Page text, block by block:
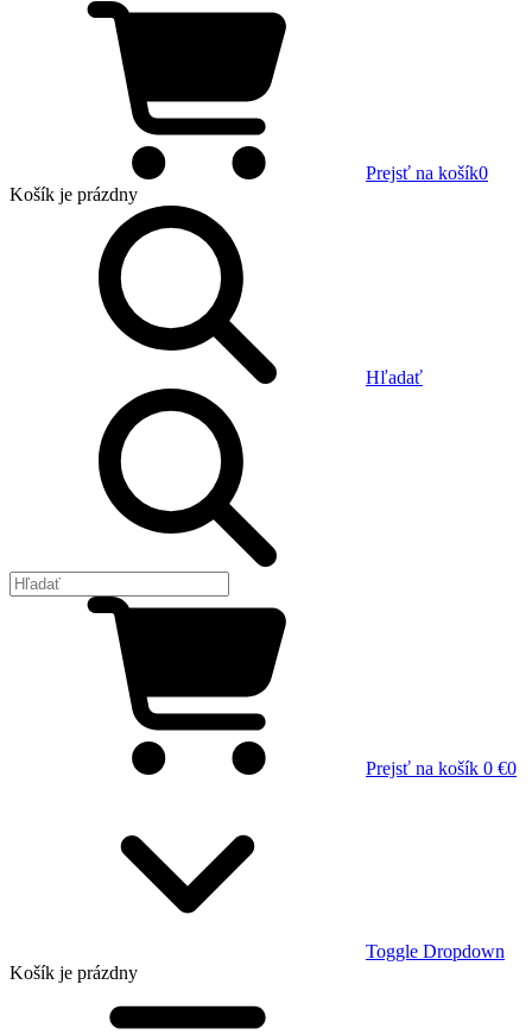
Prejsť na košík0
Košík je prázdny
Hľadať
Prejsť na košík 0 €0
Toggle Dropdown
Košík je prázdny